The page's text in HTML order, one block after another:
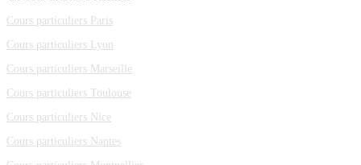
Cours particuliers Paris
Cours particuliers Lyon
Cours particuliers Marseille
Cours particuliers Toulouse
Cours particuliers Nice
Cours particuliers Nantes